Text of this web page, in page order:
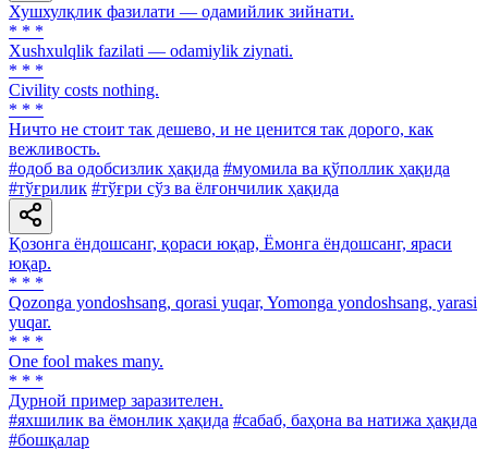
Хушхулқлик фазилати — одамийлик зийнати.
* * *
Xushxulqlik fazilati — odamiylik ziynati.
* * *
Civility costs nothing.
* * *
Ничто не стоит так дешево, и не ценится так дорого, как
вежливость.
#одоб ва одобсизлик ҳақида #муомила ва қўполлик ҳақида
#тўғрилик #тўғри сўз ва ёлғончилик ҳақида
Қозонга ёндошсанг, қораси юқар, Ёмонга ёндошсанг, яраси
юқар.
* * *
Qozonga yondoshsang, qorasi yuqar, Yomonga yondoshsang, yarasi
yuqar.
* * *
One fool makes many.
* * *
Дурной пример заразителен.
#яхшилик ва ёмонлик ҳақида #сабаб, баҳона ва натижа ҳақида
#бошқалар